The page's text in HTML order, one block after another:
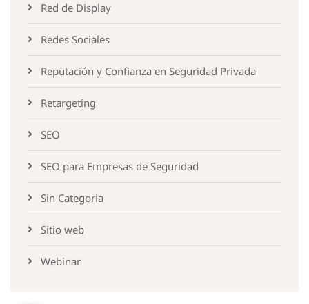
Red de Display
Redes Sociales
Reputación y Confianza en Seguridad Privada
Retargeting
SEO
SEO para Empresas de Seguridad
Sin Categoria
Sitio web
Webinar